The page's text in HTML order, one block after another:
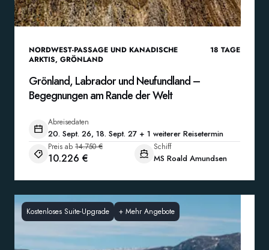
NORDWEST-PASSAGE UND KANADISCHE
ARKTIS, GRÖNLAND
18 TAGE
Grönland, Labrador und Neufundland –
Begegnungen am Rande der Welt
Abreisedaten
20. Sept. 26, 18. Sept. 27 + 1 weiterer Reisetermin
Preis ab 14.750 €
10.226 €
Schiff
MS Roald Amundsen
Kostenloses Suite-Upgrade + Mehr Angebote